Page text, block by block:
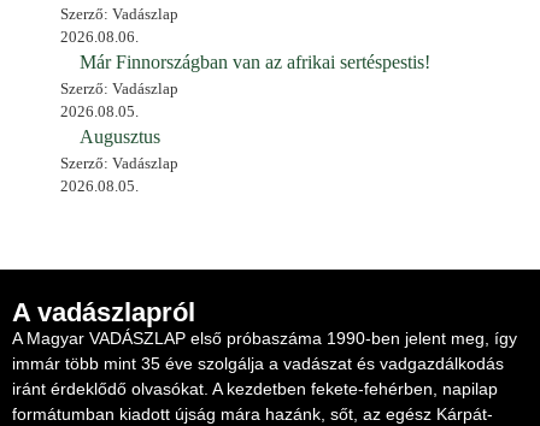
Szerző: Vadászlap
2026.08.06.
Már Finnországban van az afrikai sertéspestis!
Szerző: Vadászlap
2026.08.05.
Augusztus
Szerző: Vadászlap
2026.08.05.
A vadászlapról
A Magyar VADÁSZLAP első próbaszáma 1990-ben jelent meg, így
immár több mint 35 éve szolgálja a vadászat és vadgazdálkodás
iránt érdeklődő olvasókat. A kezdetben fekete-fehérben, napilap
formátumban kiadott újság mára hazánk, sőt, az egész Kárpát-